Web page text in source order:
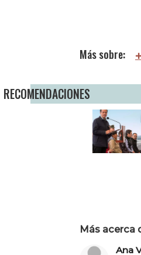
RECOMENDACIONES
Más acerca
Ana